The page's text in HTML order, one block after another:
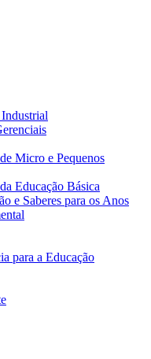
Micro e Pequenos
Educação Básica
e Saberes para os Anos
para a Educação